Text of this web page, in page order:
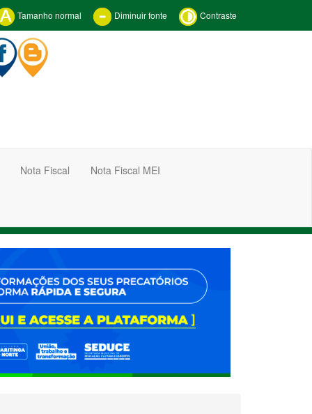
Tamanho normal Diminuir fonte Contraste
Nota Fiscal Nota Fiscal MEI